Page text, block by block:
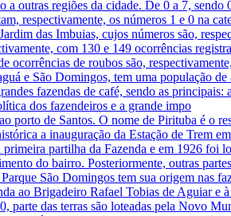
outras regiões da cidade. De 0 a 7,
respectivamente, os números 1 e 0 na
das Imbuias, cujos números são,
com 130 e 149 ocorrências
de roubos são,
e São Domingos, tem uma população
fazendas de café, sendo as
dos fazendeiros e a grande impo
porto de Santos. O nome de Pirituba é o
a inauguração da Estação de Trem
partilha da Fazenda e em 1926 foi
do bairro. Posteriormente, outras
São Domingos tem sua origem nas
ao Brigadeiro Rafael Tobias de Aguiar e
das terras são loteadas pela Novo